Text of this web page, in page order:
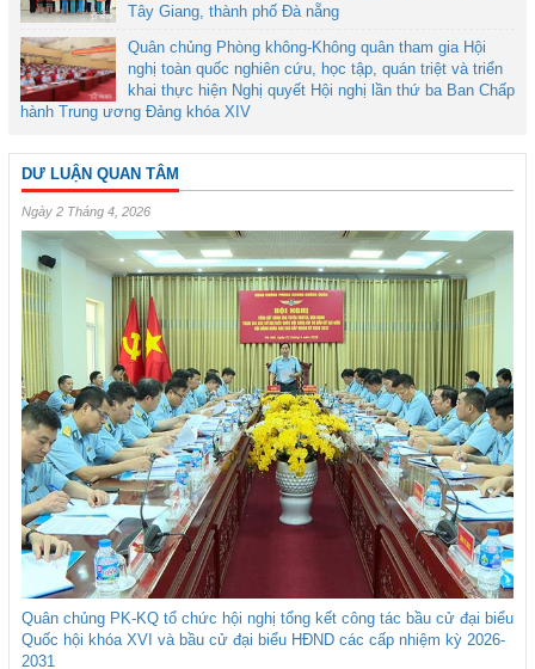
Tây Giang, thành phố Đà nẵng
Quân chủng Phòng không-Không quân tham gia Hội
nghị toàn quốc nghiên cứu, học tập, quán triệt và triển
khai thực hiện Nghị quyết Hội nghị lần thứ ba Ban Chấp
hành Trung ương Đảng khóa XIV
DƯ LUẬN QUAN TÂM
Ngày 2 Tháng 4, 2026
Quân chủng PK-KQ tổ chức hội nghị tổng kết công tác bầu cử đại biểu
Quốc hội khóa XVI và bầu cử đại biểu HĐND các cấp nhiệm kỳ 2026-
2031